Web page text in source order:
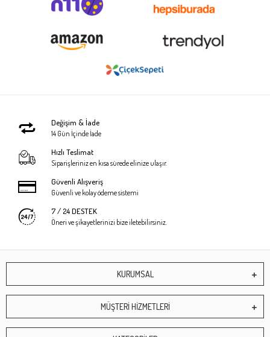
Değişim & İade
14 Gün İçinde İade
Hızlı Teslimat
Siparişleriniz en kısa sürede elinize ulaşır.
Güvenli Alışveriş
Güvenli ve kolay ödeme sistemi
7 / 24 DESTEK
Öneri ve şikayetlerinizi bize iletebilirsiniz.
KURUMSAL
MÜŞTERİ HİZMETLERİ